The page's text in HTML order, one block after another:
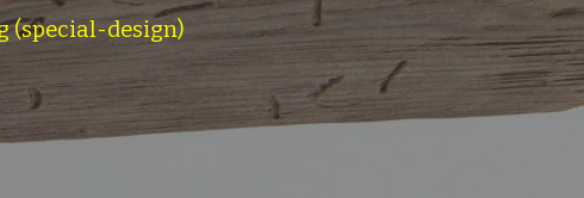
(special-design)